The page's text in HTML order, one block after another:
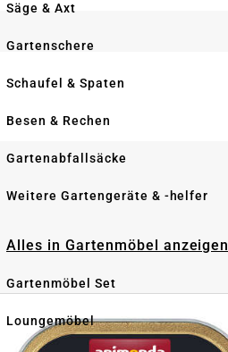
Säge & Axt
Gartenschere
Schaufel & Spaten
Besen & Rechen
Gartenabfallsäcke
Weitere Gartengeräte & -helfer
Alles in Gartenmöbel anzeigen
Gartenmöbel Set
Loungemöbel